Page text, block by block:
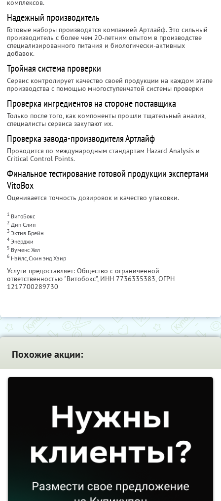
комплексов.
Надежный производитель
Готовые наборы производятся компанией Артлайф. Это сильный
производитель с более чем 20-летним опытом в производстве
специализированного питания и биологически-активных
добавок.
Тройная система проверки
Сервис контролирует качество своей продукции на каждом этапе
производства с помощью многоступенчатой системы проверки
Проверка ингредиентов на стороне поставщика
Только после того, как компоненты прошли тщательный анализ,
специалисты сервиса закупают их.
Проверка завода-производителя Артлайф
Проводится по международным стандартам Hazard Analysis и
Critical Control Points.
Финальное тестирование готовой продукции экспертами
VitoBox
Оценивается точность дозировок и качество упаковки.
1 ВитоБокс
2 Дип Слип
3 Эктив Брейн
4Энерджи
5 Вуменс Хел
6 Нэйлс, Скин энд Хэир
Услуги предоставляет: Общество с ограниченной
ответственностью "Витобокс", ИНН 7736335383, ОГРН
1217700289730
Похожие акции: